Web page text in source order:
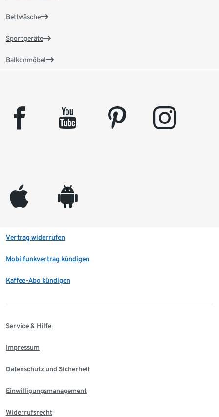
Bettwäsche
Sportgeräte
Balkonmöbel
facebook youtube pinterest instagram
appleinc android
Vertrag widerrufen
Mobilfunkvertrag kündigen
Kaffee-Abo kündigen
Service & Hilfe
Impressum
Datenschutz und Sicherheit
Einwilligungsmanagement
Widerrufsrecht